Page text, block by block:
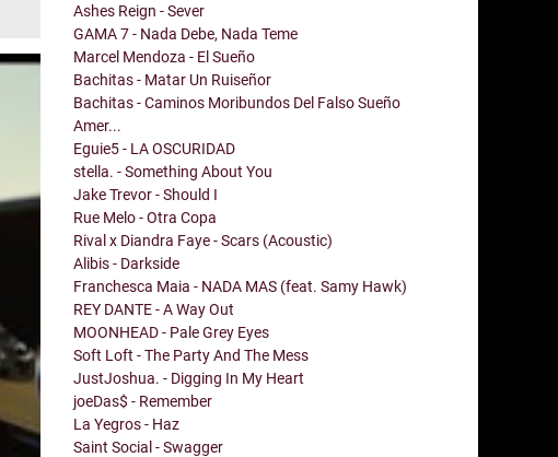
Ashes Reign - Sever
GAMA 7 - Nada Debe, Nada Teme
Marcel Mendoza - El Sueño
Bachitas - Matar Un Ruiseñor
Bachitas - Caminos Moribundos Del Falso Sueño
Amer...
Eguie5 - LA OSCURIDAD
stella. - Something About You
Jake Trevor - Should I
Rue Melo - Otra Copa
Rival x Diandra Faye - Scars (Acoustic)
Alibis - Darkside
Franchesca Maia - NADA MAS (feat. Samy Hawk)
REY DANTE - A Way Out
MOONHEAD - Pale Grey Eyes
Soft Loft - The Party And The Mess
JustJoshua. - Digging In My Heart
joeDas$ - Remember
La Yegros - Haz
Saint Social - Swagger